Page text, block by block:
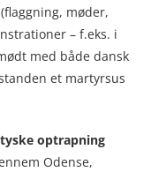
(flaggning, møder,
– f.eks. i
med både dansk
et martyrsus
optrapning
Odense,